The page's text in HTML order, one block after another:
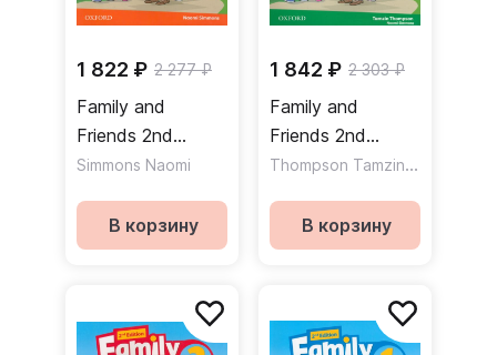
1 822 ₽ 2 277 ₽
Family and
Friends 2nd
Edition 4 Class
Simmons Naomi
В корзину
1 842 ₽ 2 303 ₽
Family and
Friends 2nd
Edition 3 Class
Thompson Tamzin
,Simmons
В корзину